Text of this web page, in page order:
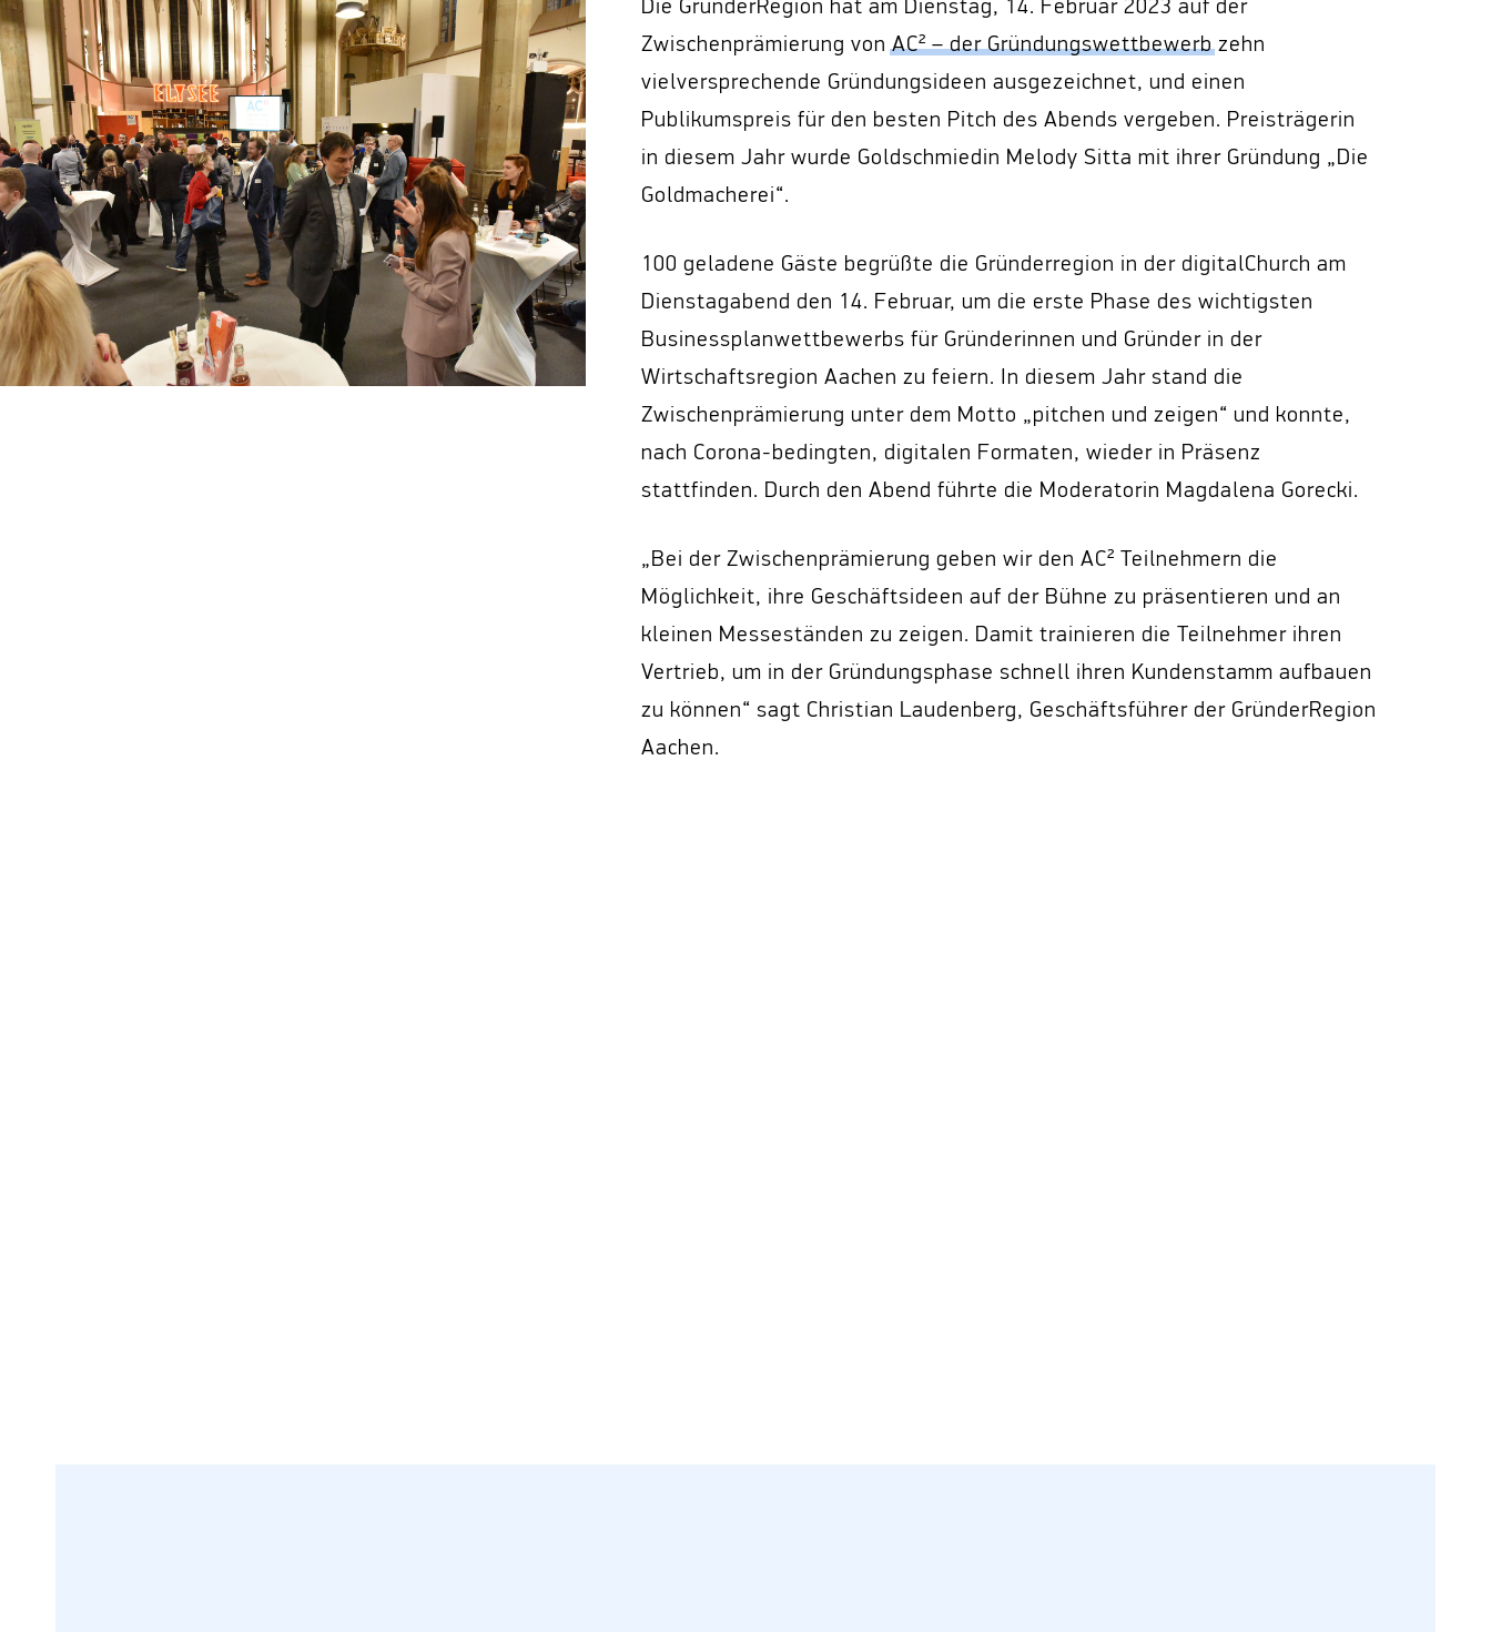
Die GründerRegion hat am Dienstag, 14. Februar 2023 auf der
Zwischenprämierung vonAC² – der Gründungswettbewerbzehn
vielversprechende Gründungsideen ausgezeichnet, und einen
Publikumspreis für den besten Pitch des Abends vergeben. Preisträgerin
in diesem Jahr wurde Goldschmiedin Melody Sitta mit ihrer Gründung „Die
Goldmacherei“.
100 geladene Gäste begrüßte die Gründerregion in der digitalChurch am
Dienstagabend den 14. Februar, um die erste Phase des wichtigsten
Businessplanwettbewerbs für Gründerinnen und Gründer in der
Wirtschaftsregion Aachen zu feiern. In diesem Jahr stand die
Zwischenprämierung unter dem Motto „pitchen und zeigen“ und konnte,
nach Corona-bedingten, digitalen Formaten, wieder in Präsenz
stattfinden. Durch den Abend führte die Moderatorin Magdalena Gorecki.
„Bei der Zwischenprämierung geben wir den AC² Teilnehmern die
Möglichkeit, ihre Geschäftsideen auf der Bühne zu präsentieren und an
kleinen Messeständen zu zeigen. Damit trainieren die Teilnehmer ihren
Vertrieb, um in der Gründungsphase schnell ihren Kundenstamm aufbauen
zu können“ sagt Christian Laudenberg, Geschäftsführer der GründerRegion
Aachen.